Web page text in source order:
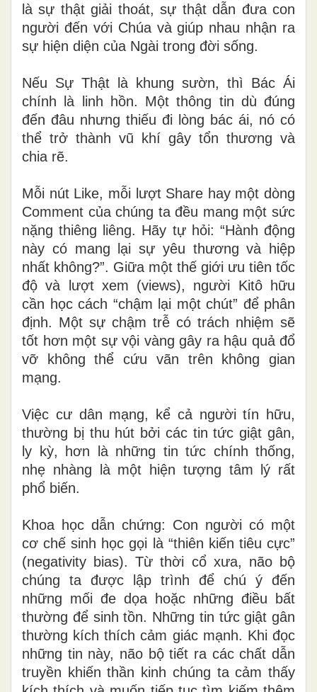
là sự thật giải thoát, sự thật dẫn đưa con
người đến với Chúa và giúp nhau nhận ra
sự hiện diện của Ngài trong đời sống.
Nếu Sự Thật là khung sườn, thì Bác Ái
chính là linh hồn. Một thông tin dù đúng
đến đâu nhưng thiếu đi lòng bác ái, nó có
thể trở thành vũ khí gây tổn thương và
chia rẽ.
Mỗi nút Like, mỗi lượt Share hay một dòng
Comment của chúng ta đều mang một sức
nặng thiêng liêng. Hãy tự hỏi: “Hành động
này có mang lại sự yêu thương và hiệp
nhất không?”. Giữa một thế giới ưu tiên tốc
độ và lượt xem (views), người Kitô hữu
cần học cách “chậm lại một chút” để phân
định. Một sự chậm trễ có trách nhiệm sẽ
tốt hơn một sự vội vàng gây ra hậu quả đổ
vỡ không thể cứu vãn trên không gian
mạng.
Việc cư dân mạng, kể cả người tín hữu,
thường bị thu hút bởi các tin tức giật gân,
ly kỳ, hơn là những tin tức chính thống,
nhẹ nhàng là một hiện tượng tâm lý rất
phổ biến.
Khoa học dẫn chứng: Con người có một
cơ chế sinh học gọi là “thiên kiến tiêu cực”
(negativity bias). Từ thời cổ xưa, não bộ
chúng ta được lập trình để chú ý đến
những mối đe dọa hoặc những điều bất
thường để sinh tồn. Những tin tức giật gân
thường kích thích cảm giác mạnh. Khi đọc
những tin này, não bộ tiết ra các chất dẫn
truyền khiến thần kinh chúng ta cảm thấy